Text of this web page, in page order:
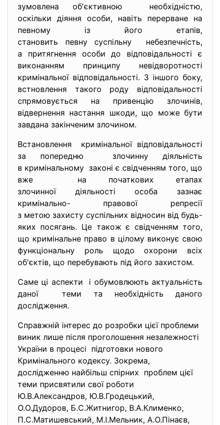
зумовлена об′єктивною необхідністю,
оскільки діяння особи, навіть перерване на
певному із його етапів,
становить певну суспільну небезпечність,
а притягнення особи до відповідальності є
виконанням принципу невідворотності
кримінальної відповідальності. З іншого боку,
встновлення такого роду відповідальності
спрямовується на привенцію злочинів,
відвернення настання шкоди, що може бути
завдана закінченим злочином.
Встановлення кримінальної відповідальності
за попередню злочинну діяльність
в кримінальному законі є свідченням того, що
вже на початкових етапах
злочинної діяльності особа зазнає
кримінально- правової репресії
з метою захисту суспільних відносин від будь-
яких посягань. Це також є свідченням того,
що кримінальне право в цілому виконує свою
функціональну роль щодо охорони всіх
об'єктів, що перебувають під його захистом.
Саме ці аспекти і обумовлюють актуальність
даної теми та необхідність даного
дослідження.
Справжній інтерес до розробки цієї проблеми
виник лише після проголошення незалежності
України в процесі підготовки нового
Кримінального кодексу. Зокрема,
дослідженню найбільш спірних проблем цієї
теми присвятили свої роботи
Ю.В.Александров, Ю.В.Гродецький,
О.О.Дудоров, Б.С.Житнигор, В.А.Клименко,
П.С.Матишевський, М.І.Мельник, А.О.Пінаєв,